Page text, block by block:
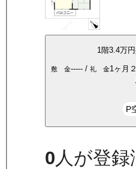
1 階3.4万円
敷 金----- / 礼 金1ヶ月
P
0 人が登録